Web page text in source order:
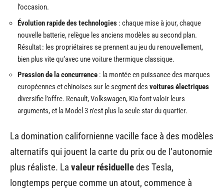
l’occasion.
Évolution rapide des technologies : chaque mise à jour, chaque
nouvelle batterie, relègue les anciens modèles au second plan.
Résultat : les propriétaires se prennent au jeu du renouvellement,
bien plus vite qu’avec une voiture thermique classique.
Pression de la concurrence : la montée en puissance des marques
européennes et chinoises sur le segment des voitures électriques
diversifie l’offre. Renault, Volkswagen, Kia font valoir leurs
arguments, et la Model 3 n’est plus la seule star du quartier.
La domination californienne vacille face à des modèles
alternatifs qui jouent la carte du prix ou de l’autonomie
plus réaliste. La valeur résiduelledes Tesla,
longtemps perçue comme un atout, commence à